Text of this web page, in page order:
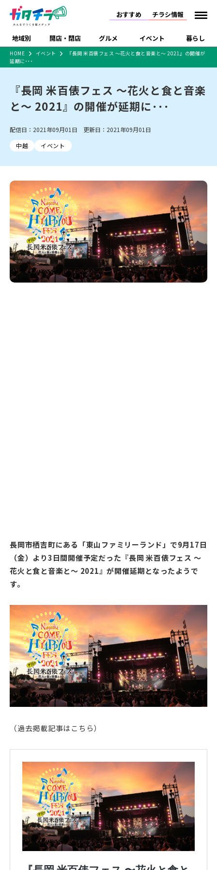
おすすめ チラシ情報
地域別 開店・閉店 グルメ イベント 暮らし
新潟市 下越
中越 上越
佐渡
新潟市中央区 新潟市東区 新潟市西区
新潟市北区
新潟市南区
新潟市江南区 新潟市秋葉区
新潟市西蒲区
村上・関川
新発田・聖籠
胎内・粟島
三条・加茂・田上
五泉・阿賀野・阿賀
燕・弥彦
長岡・見附
小千谷・十日町・津南
魚沼・南魚沼・湯沢
柏崎・刈羽・出雲崎
上越・妙高・糸魚川
開店 閉店
リニューアル・移転 休業 開店まとめ
新潟市・開店
新潟市・閉店
ラーメン・開店
ラーメン・閉店
ラーメン 現地レポート
和食 洋食
スイーツ ランチ
ご当地グルメ 食べ歩き テイクアウト
季節・期間限定
カフェ
居酒屋・バー 焼肉
パスタ
パン・ベーカリー
タレカツ・豚カツ
デカ盛り・大盛り
旨辛・激辛
定食・町定食 海鮮・鮨
そば・うどん
日本酒・新潟清酒
ワイン・クラフトビール
ケーキ・パフェ
ビアガーデン・暑気払い
体験・販売 祭り・伝統行事
趣味・展示会 ライブ・コンサート
スポーツ
にいがた酒の陣・新潟
セミナー・講演会 子ども向け
入場無料
住宅展示場
完成見学会 学生スポーツ アルビレックス
施設・ショップ
住宅メーカー・工務
店
食品メーカー・県産
品
習い事・塾 アパレル・雑貨
フィットネス・ジム
観光スポット
温泉・入浴 ホテル 旅館
水族館
リラクゼーション・整体
スキー場
病院・クリニック
イオンモール
ラブラ万代・ラブラ2
ビルボードプレイスBP
新潟伊勢丹
ピア万代
リバーサイド千秋
パティオPATIO
特売セール インタビュー
特集・まとめ記事
セツコママ ランキング
ショッピングモール・
大型施設
ドラッグストア・ホーム
センター
ファッション
インテリア・雑貨
外食・テイクアウト
新車・中古車・カー用品
家電・携帯電話
冠婚葬祭
習い事・塾 通販・EC イベント
求人
官公庁・自治体
新潟市 チラシ
長岡・見附 チラシ
上越・妙高・糸魚川 チラシ
注目 チラシ
週末セール
火曜セール
オープン・リニューアルセール
周年祭・感謝祭セール
年末・初売りセール
HOME イベント
『長岡 米百俵フェス 〜花火と食と音楽と〜 2021』の開催が
延期に･･･
『長岡 米百俵フェス 〜花火と食と音楽
と〜 2021』の開催が延期に･･･
配信日：2021年09月01日 更新日：2021年09月01日
中越
イベント
長岡市栖吉町にある「東山ファミリーランド」で9月17日
（金）より3日間開催予定だった『長岡 米百俵フェス 〜
花火と食と音楽と〜 2021』が開催延期となったようで
す。
（過去掲載記事はこちら）